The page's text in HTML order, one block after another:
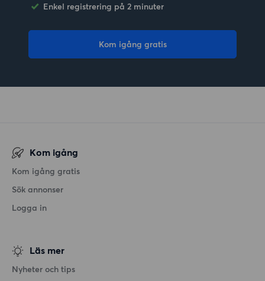
Enkel registrering på 2 minuter
Kom igång gratis
Kom igång
Kom igång gratis
Sök annonser
Logga in
Läs mer
Nyheter och tips